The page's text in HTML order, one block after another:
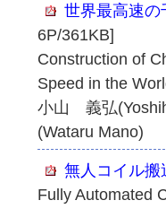
世界最高速
6P/361KB]
Construction of
Speed in the
小山 義弘
(Wataru Mano)
無人コイル搬
Fully Automated